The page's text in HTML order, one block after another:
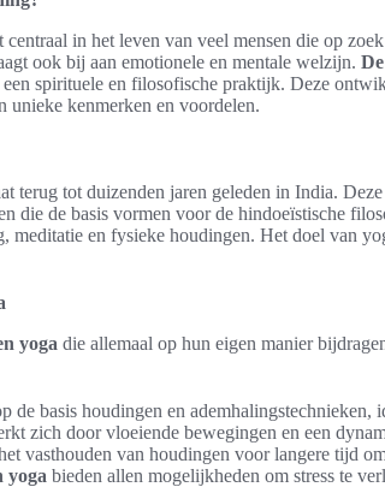
in het leven van veel mensen die op
ook bij aan emotionele en mentale welzijn.
spirituele en filosofische praktijk. Deze
unieke kenmerken en voordelen.
terug tot duizenden jaren geleden in India.
die de basis vormen voor de hindoeïstische
meditatie en fysieke houdingen. Het doel van
yoga die allemaal op hun eigen manier
de basis houdingen en ademhalingstechnieken,
zich door vloeiende bewegingen en een
vasthouden van houdingen voor langere tijd
yoga bieden allen mogelijkheden om stress te